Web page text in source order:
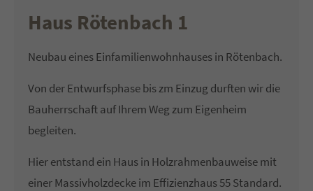
Register|Lost your password?
Haus Rötenbach 1
Neubau eines Einfamilienwohnhauses in Rötenbach.
Von der Entwurfsphase bis zm Einzug durften wir die
Bauherrschaft auf Ihrem Weg zum Eigenheim
begleiten.
Hier entstand ein Haus in Holzrahmenbauweise mit
einer Massivholzdecke im Effizienzhaus 55 Standard.